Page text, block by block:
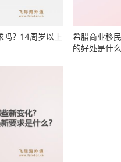
吗？14周岁以上
希腊商业移
的好处是什么